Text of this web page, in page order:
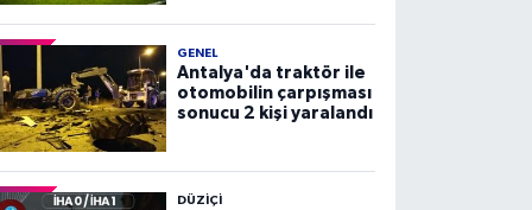
GENEL
Antalya'da traktör ile
otomobilin çarpışması
sonucu 2 kişi yaralandı
DÜZIÇI